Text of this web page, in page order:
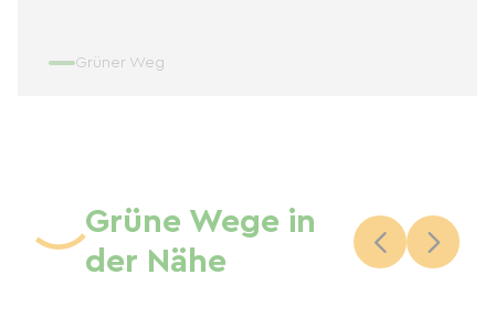
Grüner Weg
Grüne Wege in
der Nähe